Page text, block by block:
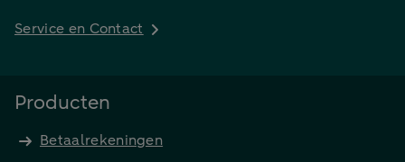
Service en Contact
Producten
Betaalrekeningen